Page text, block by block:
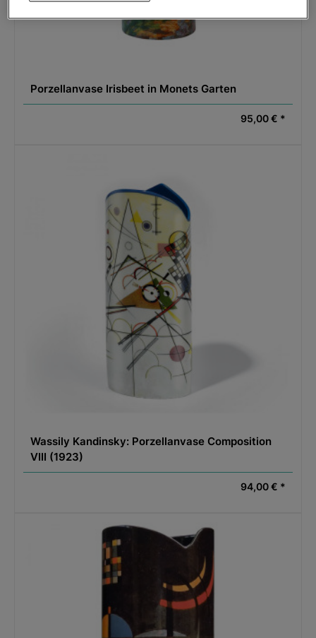
Porzellanvase Irisbeet in Monets Garten
95,00 € *
Wassily Kandinsky: Porzellanvase Composition
VIII (1923)
94,00 € *